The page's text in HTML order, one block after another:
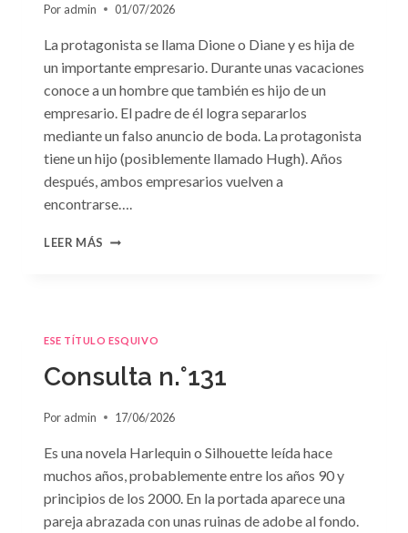
Por admin 01/07/2026
La protagonista se llama Dione o Diane y es hija de
un importante empresario. Durante unas vacaciones
conoce a un hombre que también es hijo de un
empresario. El padre de él logra separarlos
mediante un falso anuncio de boda. La protagonista
tiene un hijo (posiblemente llamado Hugh). Años
después, ambos empresarios vuelven a
encontrarse….
LEER MÁS CONSULTA
ESE TÍTULO ESQUIVO
Consulta n.°131
Por admin 17/06/2026
Es una novela Harlequin o Silhouette leída hace
muchos años, probablemente entre los años 90 y
principios de los 2000. En la portada aparece una
pareja abrazada con unas ruinas de adobe al fondo.